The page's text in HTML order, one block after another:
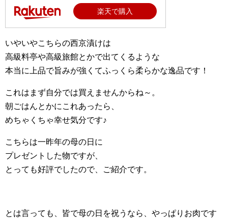
楽天で購入
いやいやこちらの西京漬けは
高級料亭や高級旅館とかで出てくるような
本当に上品で旨みが強くてふっくら柔らかな逸品です！
これはまず自分では買えませんからね～。
朝ごはんとかにこれあったら、
めちゃくちゃ幸せ気分です♪
こちらは一昨年の母の日に
プレゼントした物ですが、
とっても好評でしたので、ご紹介です。
とは言っても、皆で母の日を祝うなら、やっぱりお肉です